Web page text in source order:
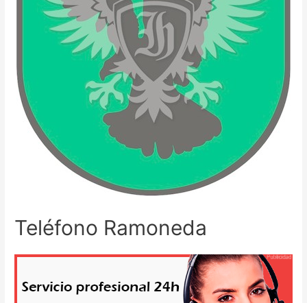
Teléfono Ramoneda